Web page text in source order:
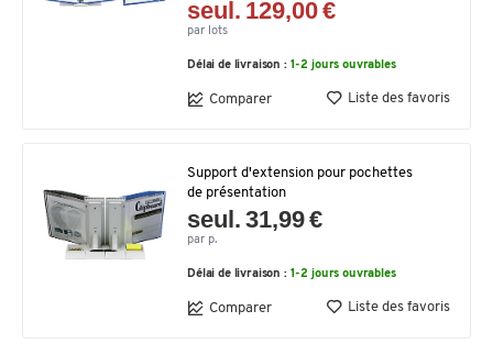
seul. 129,00 €
par lots
Délai de livraison : 1-2 jours ouvrables
Comparer Liste des favoris
Support d'extension pour pochettes
de présentation
seul. 31,99 €
par p.
Délai de livraison : 1-2 jours ouvrables
Comparer Liste des favoris